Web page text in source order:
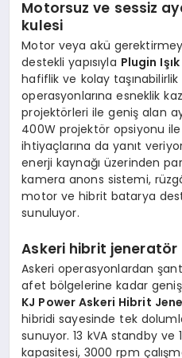
Motorsuz ve sessiz
kulesi
Motor veya akü
destekli yapısıyla Plugin
hafiflik ve kolay
operasyonlarına esneklik
projektörleri ile geniş alan
400W projektör opsiyonu
ihtiyaçlarına da yanıt
enerji kaynağı üzerinden
kamera anons sistemi,
motor ve hibrit batarya
sunuluyor.
Askeri hibrit jeneratör
Askeri operasyonlardan
afet bölgelerine kadar
KJ Power Askeri Hibrit
hibridi sayesinde tek
sunuyor. 13 kVA standby ve
kapasitesi, 3000 rpm